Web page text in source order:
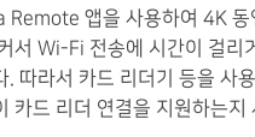
Remote 앱을 사용하여 4K 동
서 Wi-Fi 전송에 시간이 걸리
. 따라서 카드 리더기 등을 사
카드 리더 연결을 지원하는지